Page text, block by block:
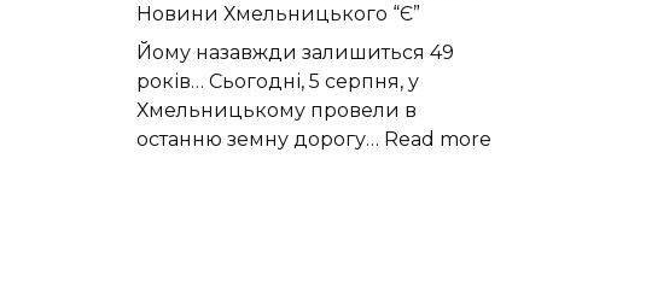
на
Венері
Новини Хмельницького “Є”
Йому назавжди залишиться 49
років… Сьогодні, 5 серпня, у
Хмельницькому провели в
останню земну дорогу… Read more